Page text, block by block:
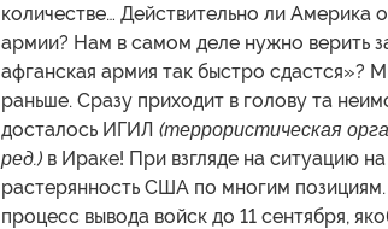
количестве… Действительно ли Америка
армии? Нам в самом деле нужно верить
афганская армия так быстро сдастся»?
раньше. Сразу приходит в голову та
досталось ИГИЛ (террористическая
ред.) в Ираке! При взгляде на ситуацию
растерянность США по многим
процесс вывода войск до 11 сентября,